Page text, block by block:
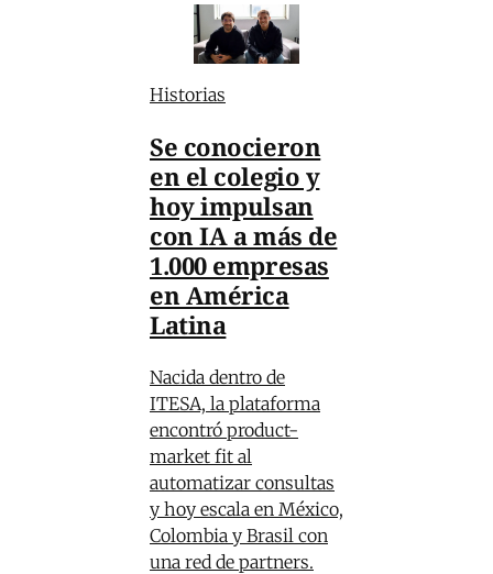
Historias
Se conocieron
en el colegio y
hoy impulsan
con IA a más de
1.000 empresas
en América
Latina
Nacida dentro de
ITESA, la plataforma
encontró product-
market fit al
automatizar consultas
y hoy escala en México,
Colombia y Brasil con
una red de partners.